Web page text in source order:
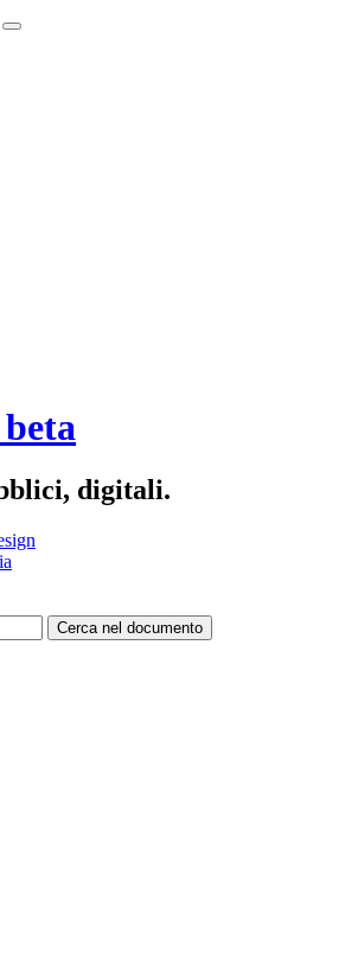
beta
digitali.
Cerca nel documento